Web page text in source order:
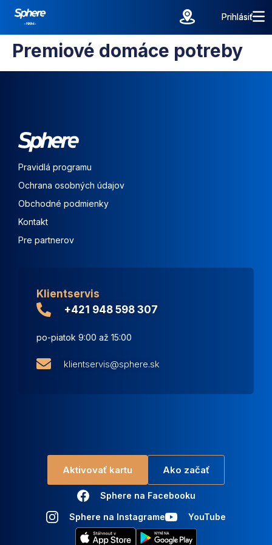
Prihlásiť
Prihlásiť
Premiové domáce potreby
Klientservis
+421 948 598 307
po-piatok 9:00 až 15:00
klientservis@sphere.sk
Pravidlá programu
Ochrana osobných údajov
Obchodné podmienky
Kontakt
Pre partnerov
Aktivovať kartu Ako začať
Sphere na Facebooku
Sphere na Instagrame YouTube